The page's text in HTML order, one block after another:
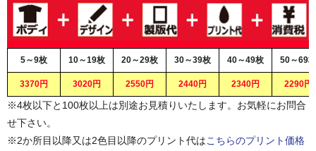
5～9枚 10～19枚 20～29枚 30～39枚 40～49枚 50～69枚
3370円 3020円 2550円 2440円 2340円 2290円
※4枚以下と100枚以上は別途お見積りいたします。お気軽にお問合
せ下さい。
※2か所目以降又は2色目以降のプリント代はこちらのプリント価格